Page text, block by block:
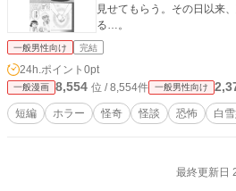
見せてもらう。その日以来
る…。
一般男性向け 完結
24h.ポイント 0pt
一般漫画 8,554 位 / 8,554件 一般男性向け
短編 ホラー 怪奇 怪談 恐怖 白
最終更新日